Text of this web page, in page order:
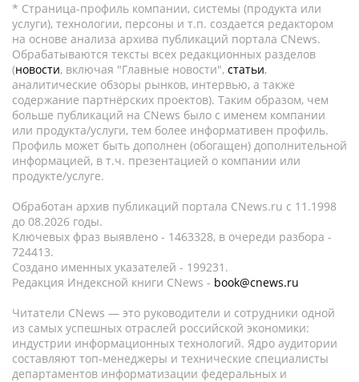
* Страница-профиль компании, системы (продукта или
услуги), технологии, персоны и т.п. создается редактором
на основе анализа архива публикаций портала CNews.
Обрабатываются тексты всех редакционных разделов
(новости, включая "Главные новости", статьи,
аналитические обзоры рынков, интервью, а также
содержание партнёрских проектов). Таким образом, чем
больше публикаций на CNews было с именем компании
или продукта/услуги, тем более информативен профиль.
Профиль может быть дополнен (обогащен) дополнительной
информацией, в т.ч. презентацией о компании или
продукте/услуге.
Обработан архив публикаций портала CNews.ru c 11.1998
до 08.2026 годы.
Ключевых фраз выявлено - 1463328, в очереди разбора -
724413.
Создано именных указателей - 199231.
Редакция Индексной книги CNews - book@cnews.ru
Читатели CNews — это руководители и сотрудники одной
из самых успешных отраслей российской экономики:
индустрии информационных технологий. Ядро аудитории
составляют топ-менеджеры и технические специалисты
департаментов информатизации федеральных и